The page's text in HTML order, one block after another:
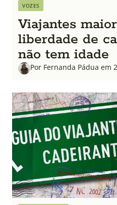
VOZES
Viajantes
liberdade de
não tem idade
Por Fernanda Pádua em